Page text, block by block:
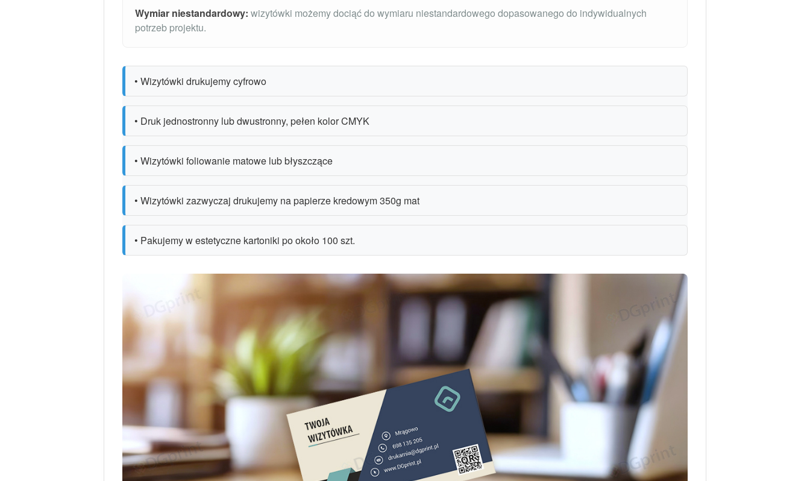
Wymiar niestandardowy: wizytówki możemy dociąć do wymiaru niestandardowego dopasowanego do indywidualnych
potrzeb projektu.
• Wizytówki drukujemy cyfrowo
• Druk jednostronny lub dwustronny, pełen kolor CMYK
• Wizytówki foliowanie matowe lub błyszczące
• Wizytówki zazwyczaj drukujemy na papierze kredowym 350g mat
• Pakujemy w estetyczne kartoniki po około 100 szt.